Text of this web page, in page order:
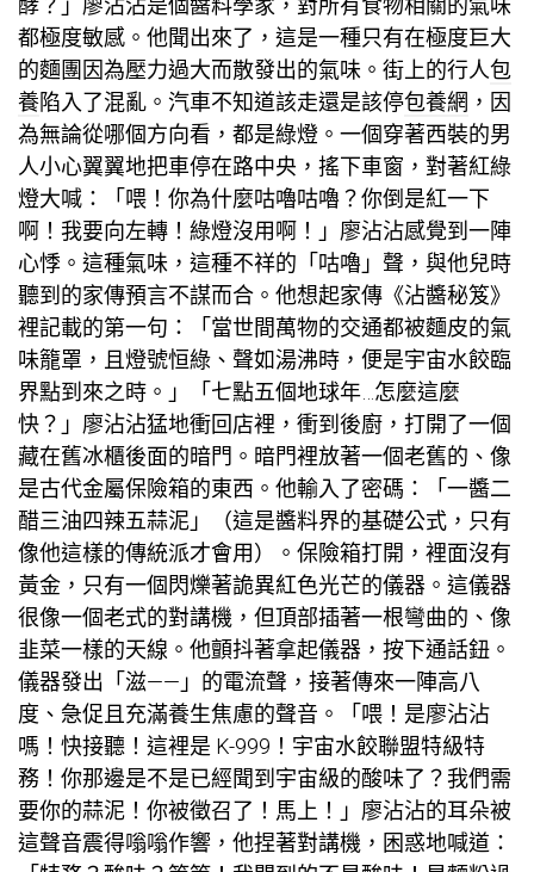
酵？」廖沾沾是個醬料學家，對所有食物相關的氣味
都極度敏感。他聞出來了，這是一種只有在極度巨大
的麵團因為壓力過大而散發出的氣味。街上的行人包
養陷入了混亂。汽車不知道該走還是該停包養網 ，因
為無論從哪個方向看，都是綠燈。一個穿著西裝的男
人小心翼翼地把車停在路中央，搖下車窗，對著紅綠
燈大喊：「喂！你為什麼咕嚕咕嚕？你倒是紅一下
啊！我要向左轉！綠燈沒用啊！」廖沾沾感覺到一陣
心悸。這種氣味，這種不祥的「咕嚕」聲，與他兒時
聽到的家傳預言不謀而合。他想起家傳《沾醬秘笈》
裡記載的第一句：「當世間萬物的交通都被麵皮的氣
味籠罩，且燈號恒綠、聲如湯沸時，便是宇宙水餃臨
界點到來之時。」「七點五個地球年…怎麼這麼
快？」廖沾沾猛地衝回店裡，衝到後廚，打開了一個
藏在舊冰櫃後面的暗門。暗門裡放著一個老舊的、像
是古代金屬保險箱的東西。他輸入了密碼：「一醬二
醋三油四辣五蒜泥」（這是醬料界的基礎公式，只有
像他這樣的傳統派才會用）。保險箱打開，裡面沒有
黃金，只有一個閃爍著詭異紅色光芒的儀器。這儀器
很像一個老式的對講機，但頂部插著一根彎曲的、像
韭菜一樣的天線。他顫抖著拿起儀器，按下通話鈕。
儀器發出「滋——」的電流聲，接著傳來一陣高八
度、急促且充滿養生焦慮的聲音。「喂！是廖沾沾
嗎！快接聽！這裡是 K-999！宇宙水餃聯盟特級特
務！你那邊是不是已經聞到宇宙級的酸味了？我們需
要你的蒜泥！你被徵召了！馬上！」廖沾沾的耳朵被
這聲音震得嗡嗡作響，他捏著對講機，困惑地喊道：